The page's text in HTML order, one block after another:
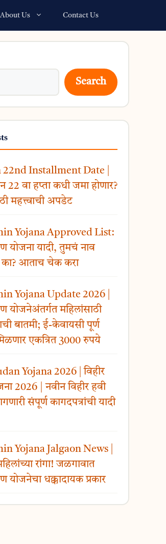
About Us Contact Us
Search
22nd Installment Date |
22 वा हप्ता कधी जमा होणार?
महत्त्वाची अपडेट
Yojana Approved List:
योजना यादी, तुमचं नाव
आताच चेक करा
Yojana Update 2026 |
योजनेअंतर्गत महिलांसाठी
बातमी; ई-केवायसी पूर्ण
एकत्रित 3000 रुपये
Yojana 2026 | विहीर
2026 | नवीन विहीर हवी
संपूर्ण कागदपत्रांची यादी
Yojana Jalgaon News |
रांगा! जळगावात
योजनेचा धक्कादायक प्रकार